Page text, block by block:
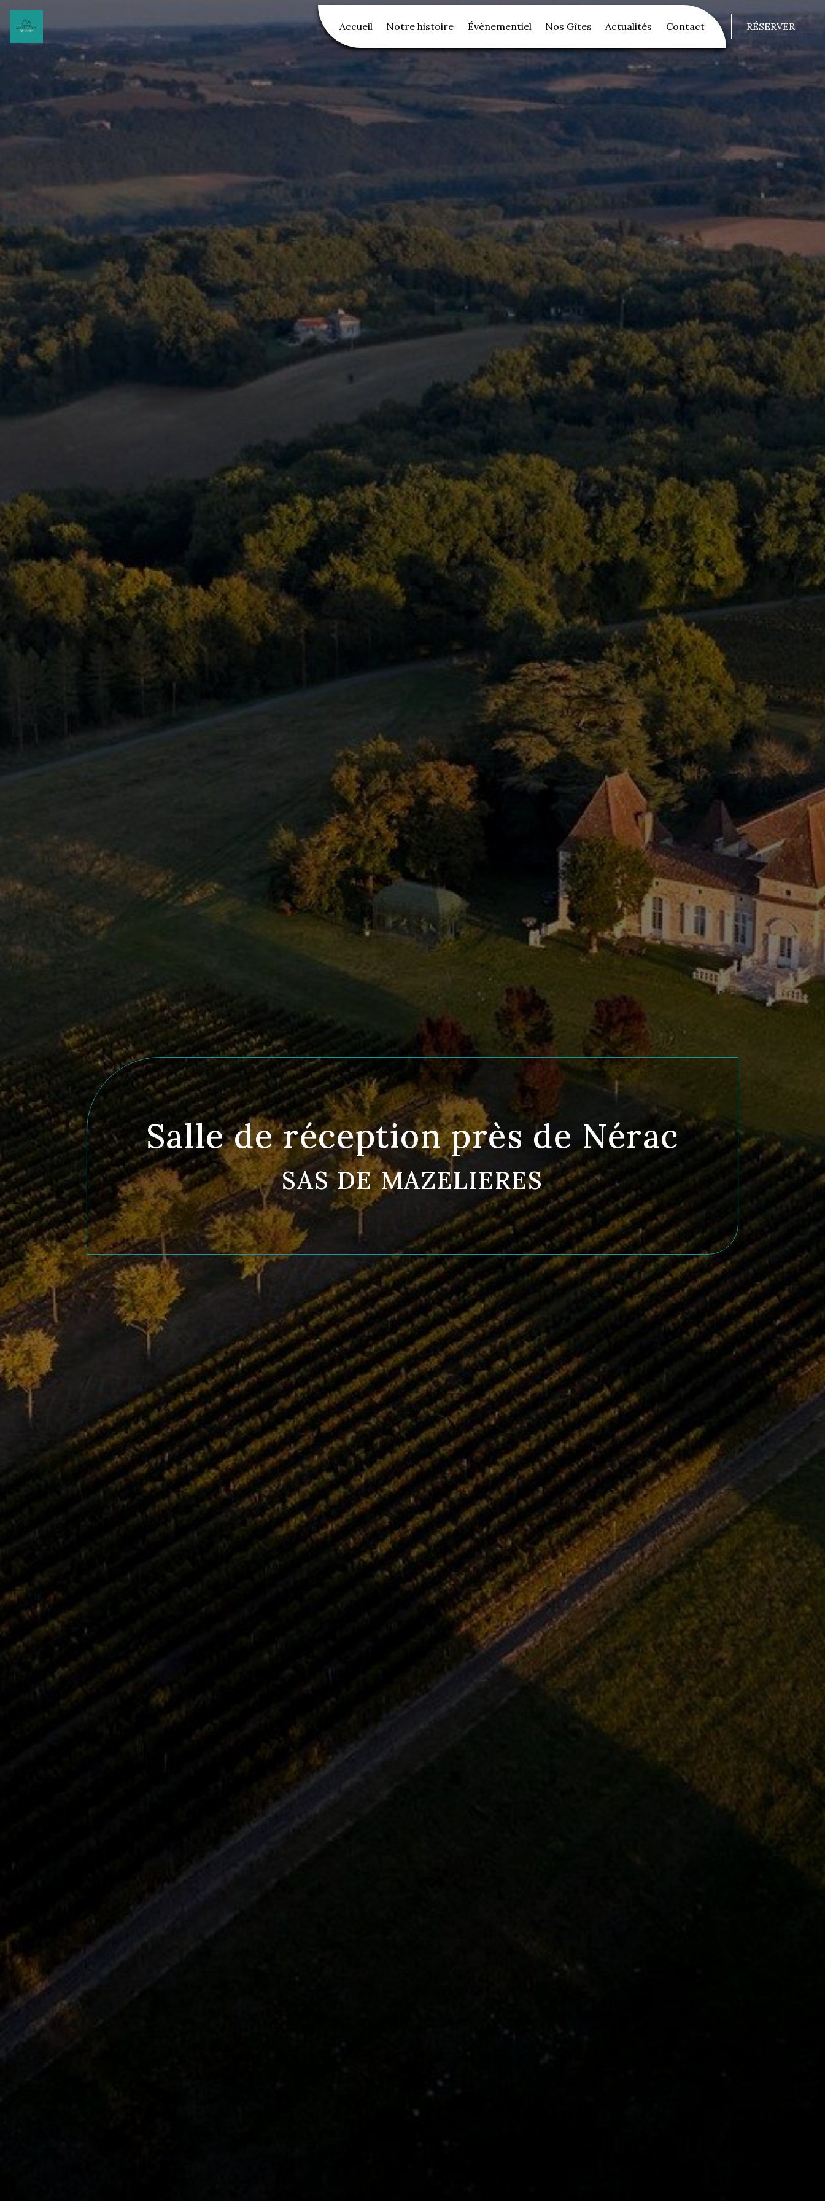
Accueil Notre histoire Évènementiel Nos Gîtes Actualités Contact RÉSERVER
Salle de réception près de Nérac
SAS DE MAZELIERES
Panneau de gestion des cookies